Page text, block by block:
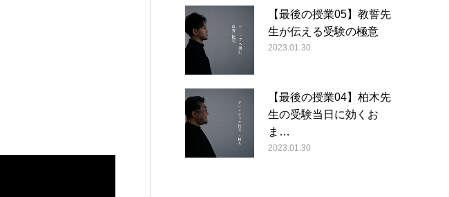
【最後の授業05】教誓先
生が伝える受験の極意
2023.01.30
【最後の授業04】柏木先
生の受験当日に効くお
ま…
2023.01.30